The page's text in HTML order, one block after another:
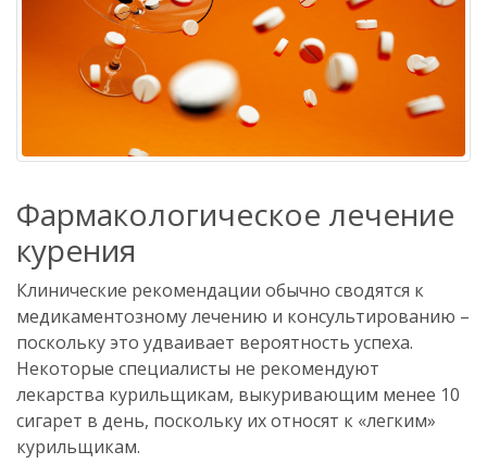
Фармакологическое лечение
курения
Клинические рекомендации обычно сводятся к
медикаментозному лечению и консультированию –
поскольку это удваивает вероятность успеха.
Некоторые специалисты не рекомендуют
лекарства курильщикам, выкуривающим менее 10
сигарет в день, поскольку их относят к «легким»
курильщикам.